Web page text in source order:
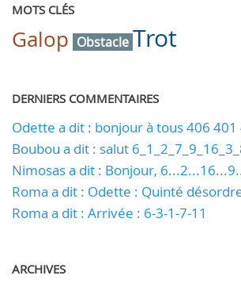
MOTS CLÉS
Galop Obstacle Trot
DERNIERS COMMENTAIRES
Odette a dit : bonjour à tous 406 401
Boubou a dit : salut
Nimosas a dit : Bonjour,
Roma a dit : Odette : Quinté
Roma a dit : Arrivée : 6-3-1-7-11
ARCHIVES